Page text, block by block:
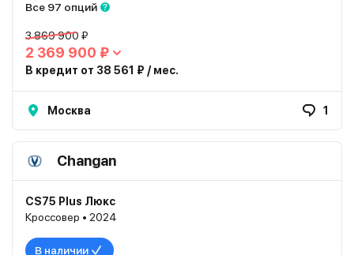
Все 97 опций
3 869 900 ₽
2 369 900 ₽
В кредит от 38 561 ₽ / мес.
Москва 1
Changan
CS75 Plus Люкс
Кроссовер • 2024
В наличии